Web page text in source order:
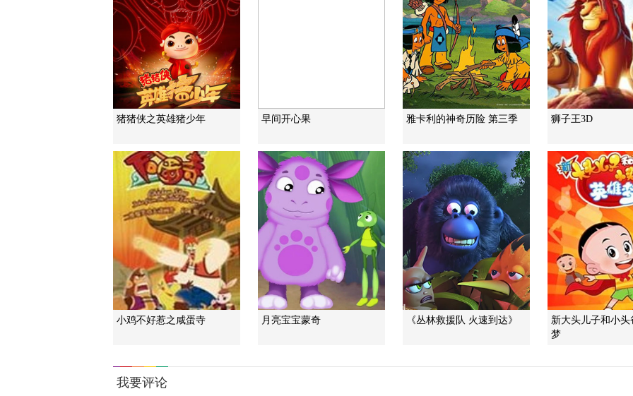
猪猪侠之英雄猪少年 早间开心果 雅卡利的神奇历险 第三季 狮子王3D
小鸡不好惹之咸蛋寺 月亮宝宝蒙奇 《丛林救援队 火速到达》
新大头儿子和小头
梦